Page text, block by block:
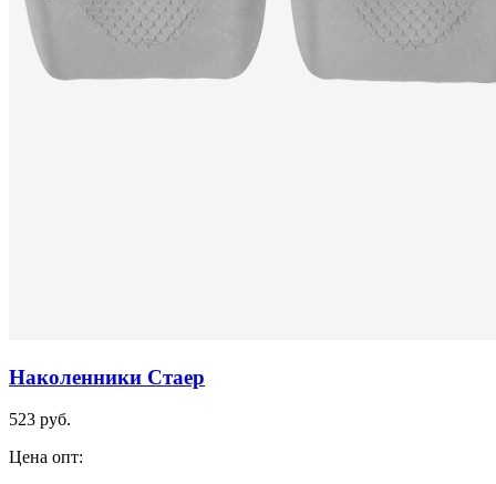
Наколенники Стаер
523 руб.
Цена опт: